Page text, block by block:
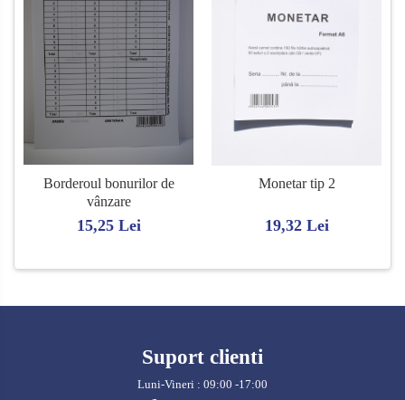
Borderoul bonurilor de
vânzare
15,25 Lei
Monetar tip 2
19,32 Lei
Suport clienti
Luni-Vineri : 09:00 -17:00